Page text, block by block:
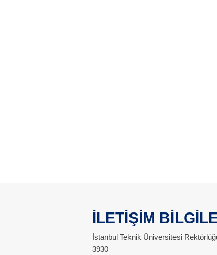
İLETİŞİM
İstanbul Teknik Üniversitesi
3930